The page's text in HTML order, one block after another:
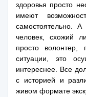
здоровья просто
имеют
самостоятельно.
человек, схожий
просто волонтер,
ситуации, это
интереснее. Все
с историей и
живом формате